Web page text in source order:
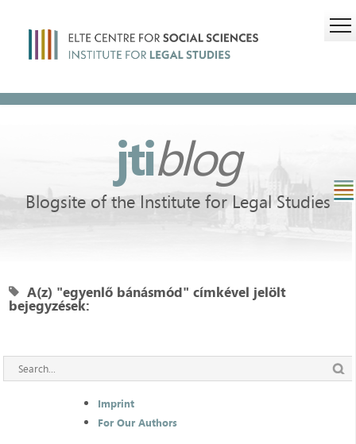
jtiblog
Blogsite of the Institute for Legal Studies
A(z) "egyenlő bánásmód" címkével jelölt
bejegyzések:
Imprint
For Our Authors